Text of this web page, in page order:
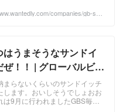
ど5月にしよう！」そんな思い...
companies/gb-sol
968488
はうまそうなサンドイ
ぜ！！ | グローバルビジ
リューション株式会社
まらないくらいのサンドイッチ
します。おいしそうでしょおお
は9月に行われましたGBS毎年